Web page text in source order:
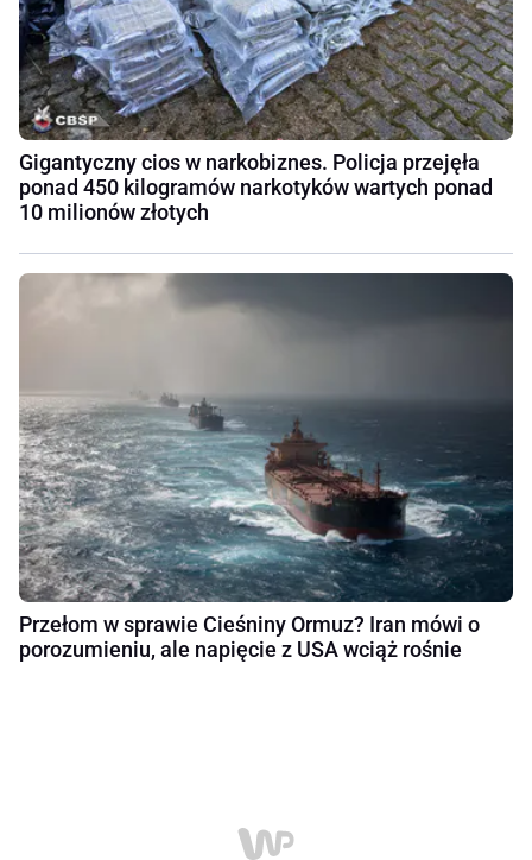
Gigantyczny cios w narkobiznes. Policja przejęła
ponad 450 kilogramów narkotyków wartych ponad
10 milionów złotych
Przełom w sprawie Cieśniny Ormuz? Iran mówi o
porozumieniu, ale napięcie z USA wciąż rośnie